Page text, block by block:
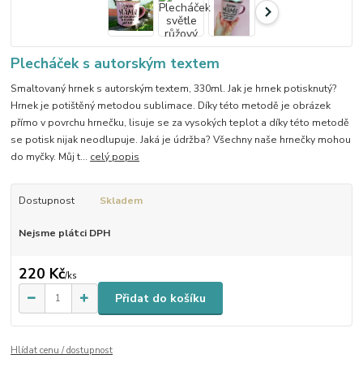
Plecháček s autorským textem
Smaltovaný hrnek s autorským textem, 330ml. Jak je hrnek potisknutý?
Hrnek je potištěný metodou sublimace. Díky této metodě je obrázek
přímo v povrchu hrnečku, lisuje se za vysokých teplot a díky této metodě
se potisk nijak neodlupuje. Jaká je údržba? Všechny naše hrnečky mohou
do myčky. Můj t... celý popis
Dostupnost Skladem
Nejsme plátci DPH
220 Kč/ks
Přidat do košíku
Hlídat cenu / dostupnost